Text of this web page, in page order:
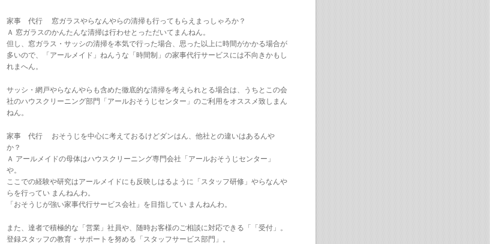
家事 代行 窓ガラスやらなんやらの清掃も行ってもらえまっしゃろか？
Ａ 窓ガラスのかんたんな清掃は行わせとっただいてまんねん。
但し、窓ガラス・サッシの清掃を本気で行った場合、思った以上に時間がかかる場合が
多いので、「アールメイド」ねんうな「時間制」の家事代行サービスには不向きかもし
れまへん。
サッシ・網戸やらなんやらも含めた徹底的な清掃を考えられとる場合は、うちとこの会
社のハウスクリーニング部門「アールおそうじセンター」のご利用をオススメ致しまん
ねん。
家事 代行 おそうじを中心に考えておるけどダンはん、他社との違いはあるんや
か？
Ａ アールメイドの母体はハウスクリーニング専門会社「アールおそうじセンター」
や。
ここでの経験や研究はアールメイドにも反映しはるように「スタッフ研修」やらなんや
らを行ってい まんねんわ。
「おそうじが強い家事代行サービス会社」を目指してい まんねんわ。
また、達者で積極的な「営業」社員や、随時お客様のご相談に対応できる「「受付」。
登録スタッフの教育・サポートを努める「スタッフサービス部門」。